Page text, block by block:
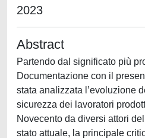
2023
Abstract
Partendo dal significato più
Documentazione con il
stata analizzata l’evoluzione
sicurezza dei lavoratori
Novecento da diversi attori
stato attuale, la principale